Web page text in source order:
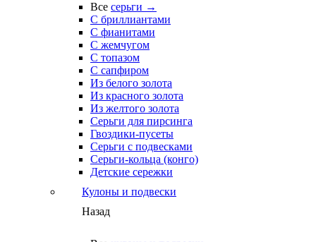
Все серьги →
С бриллиантами
С фианитами
С жемчугом
С топазом
С сапфиром
Из белого золота
Из красного золота
Из желтого золота
Серьги для пирсинга
Гвоздики-пусеты
Серьги с подвесками
Серьги-кольца (конго)
Детские сережки
Кулоны и подвески
Назад